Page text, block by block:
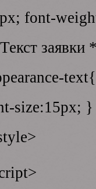
font-
заявки
size:15px; }